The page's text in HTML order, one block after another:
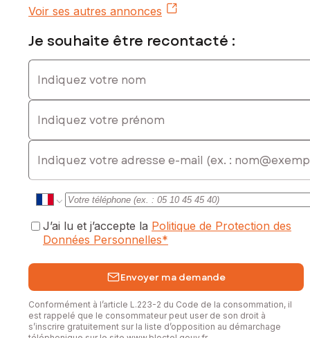
Contactez votre conseiller SAFTI : Joselyne MOUGIN, Tél. :
commercial immatriculé au RSAC de AMIENS sous le numéro
Voir ses autres annonces
Je souhaite être recontacté :
Indiquez votre nom
Indiquez votre prénom
E-mail
J’ai lu et j’accepte la Politique de Protection des
Données Personnelles*
Envoyer ma demande
Conformément à l’article L.223-2 du Code de la consommation, il
est rappelé que le consommateur peut user de son droit à
s’inscrire gratuitement sur la liste d’opposition au démarchage